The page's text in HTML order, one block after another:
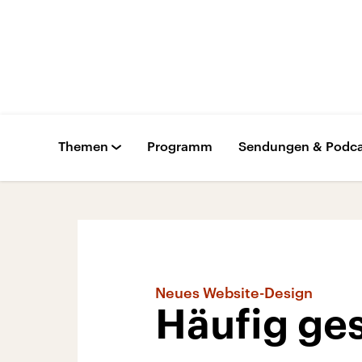
Themen Programm Sendungen &
Neues Website-Design
Häufig